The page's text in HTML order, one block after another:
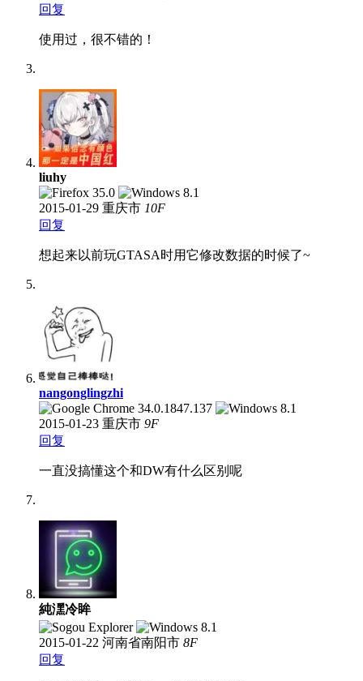
回复
使用过，很不错的！
liuhy
2015-01-29 重庆市 10F
回复
想起来以前玩GTASA时用它修改数据的时候了~
nangonglingzhi
2015-01-23 重庆市 9F
回复
一直没搞懂这个和DW有什么区别呢
純潶冷眸
2015-01-22 河南省南阳市 8F
回复